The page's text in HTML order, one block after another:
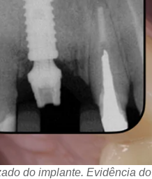
do implante. Evidência do